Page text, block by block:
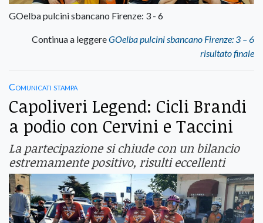
GOelba pulcini sbancano Firenze: 3 - 6
Continua a leggereGOelba pulcini sbancano Firenze: 3 – 6
risultato finale
Comunicati stampa
Capoliveri Legend: Cicli Brandi
a podio con Cervini e Taccini
La partecipazione si chiude con un bilancio
estremamente positivo, risulti eccellenti